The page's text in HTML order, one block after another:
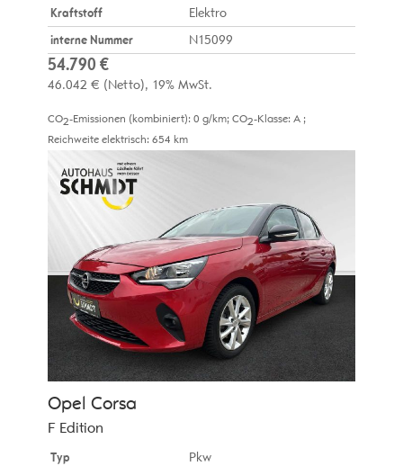
Kraftstoff
Elektro
interne Nummer
N15099
54.790 €
46.042 € (Netto) 19% MwSt.
CO2-Emissionen (kombiniert): 0 g/km; CO2-Klasse: A ;
Reichweite elektrisch: 654 km
Opel Corsa
F Edition
Typ
Pkw